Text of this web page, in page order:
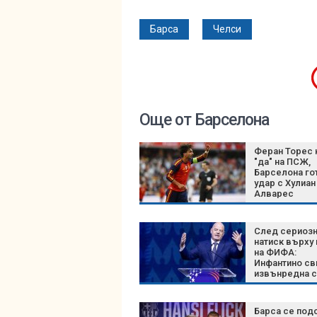
Барса Челси
Още от Барселона
Феран Торес
"да" на ПСЖ,
Барселона
удар с Хулиан
Алварес
След
натиск
на ФИФА:
Инфантино
извънредна
на върха на
Барса се